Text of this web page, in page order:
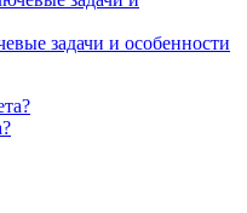
задачи и особенности